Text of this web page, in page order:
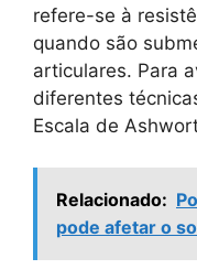
refere-se à
quando são
articulares. Para
diferentes
Escala de
Relacionado:
pode afetar o